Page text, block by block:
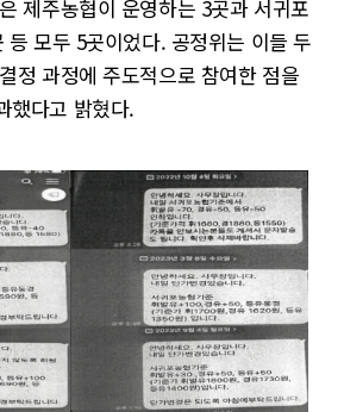
제주농협이 운영하는 3곳과 서귀포
모두 5곳이었다. 공정위는 이들 두
정 과정에 주도적으로 참여한 점을
했다고 밝혔다.